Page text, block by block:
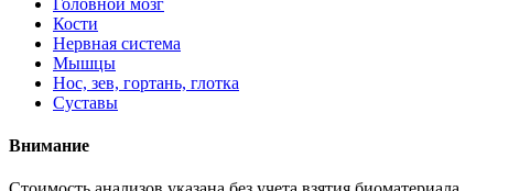
Кости
Нервная система
Мышцы
Нос, зев, гортань, глотка
Суставы
Внимание